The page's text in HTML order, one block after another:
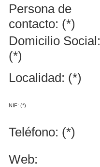
Persona de
contacto: (*)
Domicilio Social:
(*)
Localidad: (*)
NIF: (*)
Teléfono: (*)
Web: